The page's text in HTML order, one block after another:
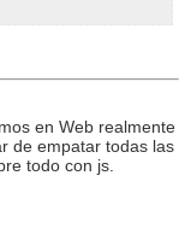
en Web realmente
de empatar todas las
todo con js.